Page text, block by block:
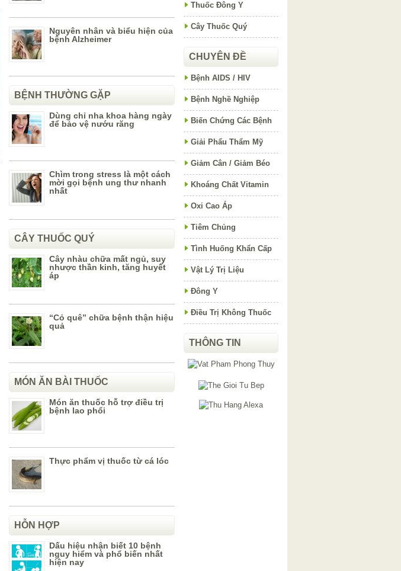
Nguyên nhân và biểu hiện của
bệnh Alzheimer
BỆNH THƯỜNG GẶP
Dùng chỉ nha khoa hàng ngày
để bảo vệ nướu răng
Chìm trong stress là một cách
mời gọi bệnh ung thư nhanh
nhất
CÂY THUỐC QUÝ
Cây nhàu chữa mất ngủ, suy
nhược thần kinh, tăng huyết
áp
“Cỏ quê” chữa bệnh thận hiệu
quả
MÓN ĂN BÀI THUỐC
Món ăn thuốc hỗ trợ điều trị
bệnh lao phổi
Thực phẩm vị thuốc từ cá lóc
HỖN HỢP
Dấu hiệu nhận biết 10 bệnh
nguy hiểm và phổ biến nhất
hiện nay
Thuốc Đông Y
Cây Thuốc Quý
CHUYÊN ĐỀ
Bệnh AIDS / HIV
Bệnh Nghề Nghiệp
Biến Chứng Các Bệnh
Giải Phẩu Thẩm Mỹ
Giảm Cân / Giảm Béo
Khoáng Chất Vitamin
Oxi Cao Áp
Tiêm Chủng
Tình Huống Khẩn Cấp
Vật Lý Trị Liệu
Đông Y
Điều Trị Không Thuốc
THÔNG TIN